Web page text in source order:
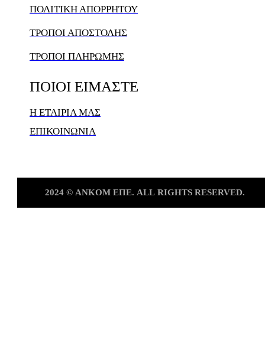
ΠΟΛΙΤΙΚΗ ΑΠΟΡΡΗΤΟΥ
ΤΡΟΠΟΙ ΑΠΟΣΤΟΛΗΣ
ΤΡΟΠΟΙ ΠΛΗΡΩΜΗΣ
ΠΟΙΟΙ ΕΙΜΑΣΤΕ
Η ΕΤΑΙΡΙΑ ΜΑΣ
ΕΠΙΚΟΙΝΩΝΙΑ
2024 © ΑΝKOM ΕΠΕ. ALL RIGHTS RESERVED.